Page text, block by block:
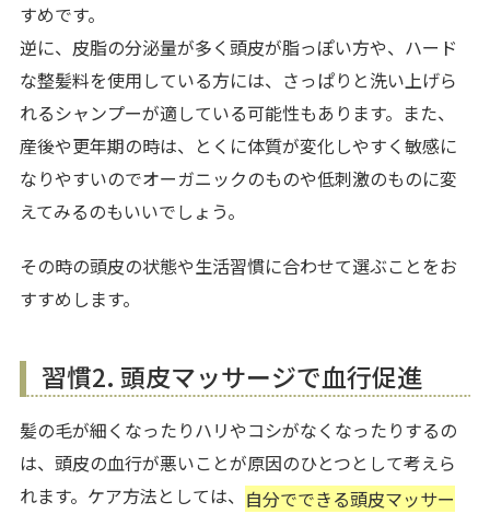
すめです。
逆に、皮脂の分泌量が多く頭皮が脂っぽい方や、ハード
な整髪料を使用している方には、さっぱりと洗い上げら
れるシャンプーが適している可能性もあります。また、
産後や更年期の時は、とくに体質が変化しやすく敏感に
なりやすいのでオーガニックのものや低刺激のものに変
えてみるのもいいでしょう。
その時の頭皮の状態や生活習慣に合わせて選ぶことをお
すすめします。
習慣2. 頭皮マッサージで血行促進
髪の毛が細くなったりハリやコシがなくなったりするの
は、頭皮の血行が悪いことが原因のひとつとして考えら
れます。ケア方法としては、 自分でできる頭皮マッサー